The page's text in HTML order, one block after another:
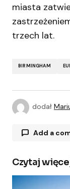
miasta
trzech lat.
BIRMINGHAM
dodał
Add a
Twój adres
Wymagane
Czytaj